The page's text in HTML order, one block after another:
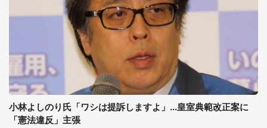
小林よしのり氏「ワシは提訴しますよ」...皇室典範改正案に
「憲法違反」主張